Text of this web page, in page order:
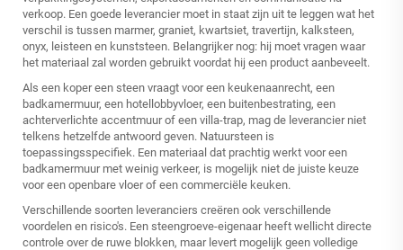
verkoop. Een goede leverancier moet in staat zijn uit te leggen wat het
verschil is tussen marmer, graniet, kwartsiet, travertijn, kalksteen,
onyx, leisteen en kunststeen. Belangrijker nog: hij moet vragen waar
het materiaal zal worden gebruikt voordat hij een product aanbeveelt.
Als een koper een steen vraagt voor een keukenaanrecht, een
badkamermuur, een hotellobbyvloer, een buitenbestrating, een
achterverlichte accentmuur of een villa-trap, mag de leverancier niet
telkens hetzelfde antwoord geven. Natuursteen is
toepassingsspecifiek. Een materiaal dat prachtig werkt voor een
badkamermuur met weinig verkeer, is mogelijk niet de juiste keuze
voor een openbare vloer of een commerciële keuken.
Verschillende soorten leveranciers creëren ook verschillende
voordelen en risico's. Een steengroeve-eigenaar heeft wellicht directe
controle over de ruwe blokken, maar levert mogelijk geen volledige